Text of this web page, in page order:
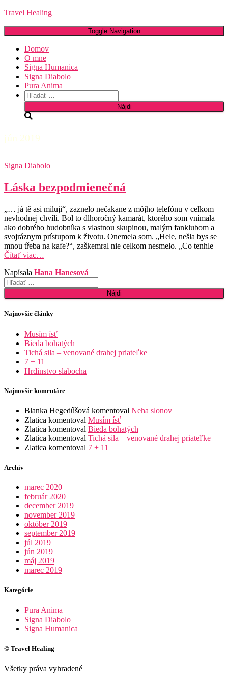
Travel Healing
Toggle Navigation
Domov
O mne
Signa Humanica
Signa Diabolo
Pura Anima
Hľadať:
jún 2019
Signa Diabolo
Láska bezpodmienečná
„… já tě asi miluji“, zaznelo nečakane z môjho telefónu v celkom
nevhodnej chvíli. Bol to dlhoročný kamarát, ktorého som vnímala
ako dobrého hudobníka s vlastnou skupinou, malým fanklubom a
svojráznym prístupom k životu. Onemela som. „Hele, nešla bys se
mnou třeba na kafe?“, zaškemral nie celkom nesmelo. „Co tenhle
Čítať viac…
Napísala Hana Hanesová
Hľadať:
Najnovšie články
Musím ísť
Bieda bohatých
Tichá sila – venované drahej priateľke
7 + 11
Hrdinstvo slabocha
Najnovšie komentáre
Blanka Hegedűšová komentoval Neha slonov
Zlatica komentoval Musím ísť
Zlatica komentoval Bieda bohatých
Zlatica komentoval Tichá sila – venované drahej priateľke
Zlatica komentoval 7 + 11
Archív
marec 2020
február 2020
december 2019
november 2019
október 2019
september 2019
júl 2019
jún 2019
máj 2019
marec 2019
Kategórie
Pura Anima
Signa Diabolo
Signa Humanica
© Travel Healing
Všetky práva vyhradené